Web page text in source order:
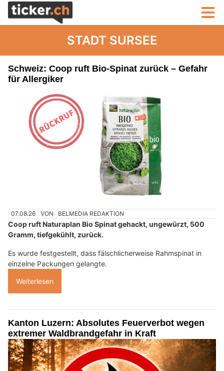
STADT SURSEE
Schweiz: Coop ruft Bio-Spinat zurück – Gefahr
für Allergiker
07.08.26 VON BELMEDIA REDAKTION
Coop ruft Naturaplan Bio Spinat gehackt, ungewürzt, 500
Gramm, tiefgekühlt, zurück.
Es wurde festgestellt, dass fälschlicherweise Rahmspinat in
einzelne Packungen gelangte.
Weiterlesen
Kanton Luzern: Absolutes Feuerverbot wegen
extremer Waldbrandgefahr in Kraft